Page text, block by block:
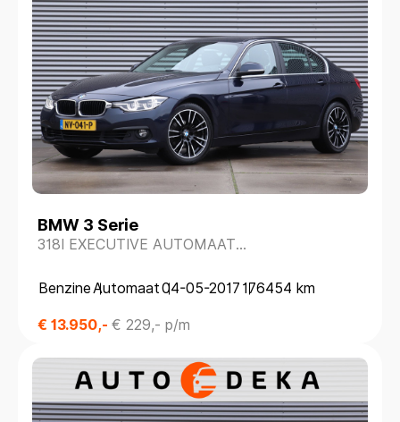
BMW 3 Serie
318I EXECUTIVE AUTOMAAT
BenzineAutomaat04-05-2017 176454 km
€ 13.950,- € 229,- p/m